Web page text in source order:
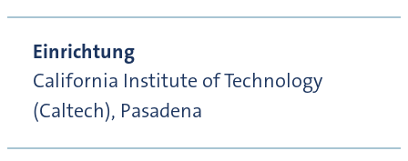
Einrichtung
California Institute of Technology
(Caltech), Pasadena